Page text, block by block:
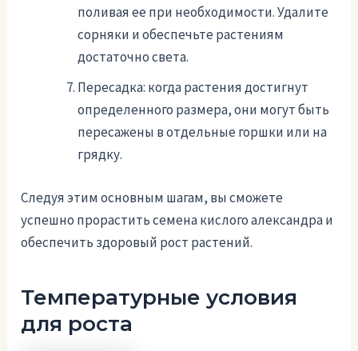
поливая ее при необходимости. Удалите
сорняки и обеспечьте растениям
достаточно света.
Пересадка: когда растения достигнут
определенного размера, они могут быть
пересажены в отдельные горшки или на
грядку.
Следуя этим основным шагам, вы сможете
успешно прорастить семена кислого александра и
обеспечить здоровый рост растений.
Температурные условия
для роста